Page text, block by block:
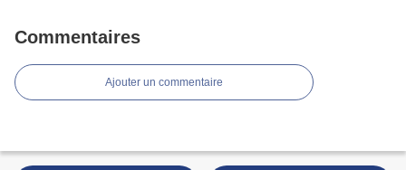
Commentaires
Ajouter un commentaire